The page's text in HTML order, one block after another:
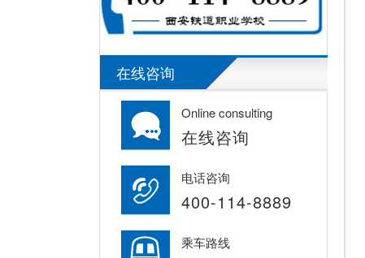
在线咨询
Online consulting
在线咨询
电话咨询
400-114-8889
乘车路线